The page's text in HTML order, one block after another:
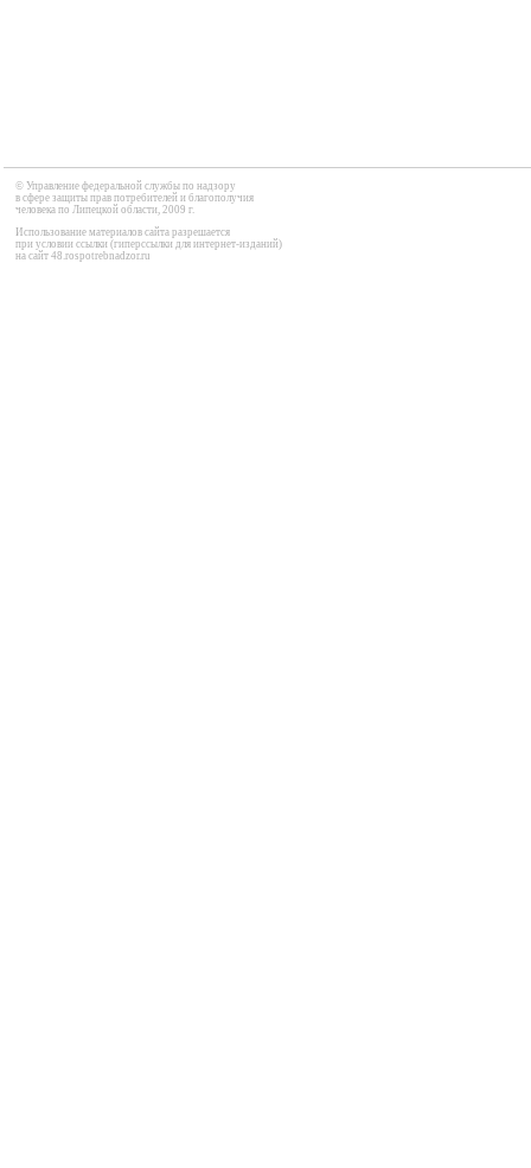
© Управление федеральной службы по надзору
в сфере защиты прав потребителей и благополучия
человека по Липецкой области, 2009 г.
Использование материалов сайта разрешается
при условии ссылки (гиперссылки для интернет-изданий)
на сайт 48.rospotrebnadzor.ru